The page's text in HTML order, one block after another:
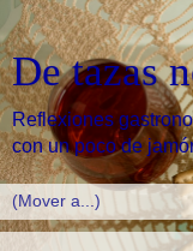
De tazas
Reflexiones
con un poco de